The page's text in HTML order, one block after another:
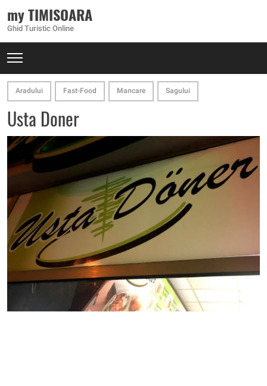
my TIMISOARA
Ghid Turistic Online
Aradului Fast-Food Mancare Sagului
Usta Doner